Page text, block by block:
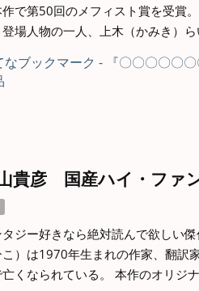
で第50回のメフィスト賞を受賞
登場人物の一人、上木（かみき）
山貴彦 国産ハイ・ファ
ジー好きなら絶対読んで欲しい
こ）は1970年生まれの作家、翻訳
亡くなられている。 本作のオリ